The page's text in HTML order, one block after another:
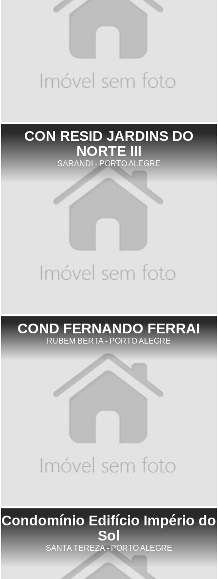
CON RESID JARDINS DO
NORTE III
SARANDI - PORTO ALEGRE
COND FERNANDO FERRAI
RUBEM BERTA - PORTO ALEGRE
Condomínio Edifício Império do
Sol
SANTA TEREZA - PORTO ALEGRE